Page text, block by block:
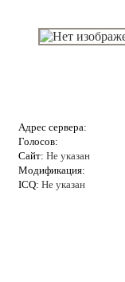
Адрес сервера:
Голосов:
Сайт: Не указан
Модификация:
ICQ: Не указан